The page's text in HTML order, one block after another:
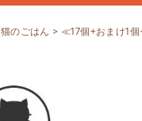
猫のごはん ≪17個+おまけ1